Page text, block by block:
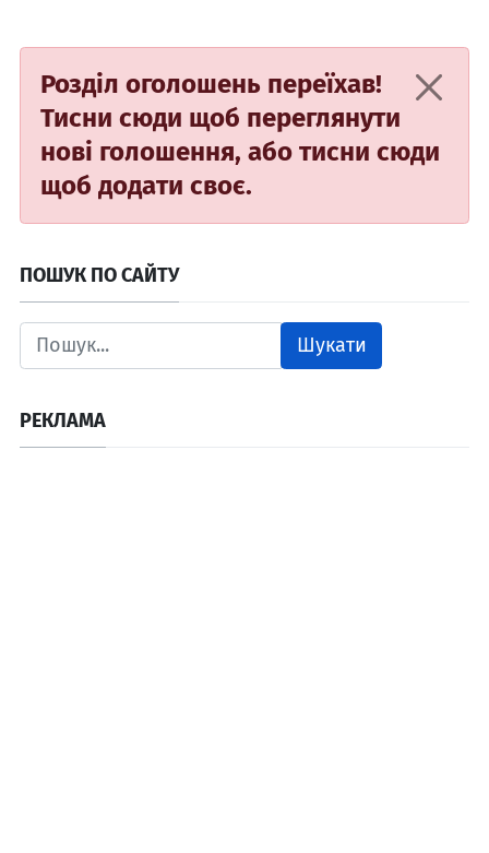
Розділ оголошень переїхав!
Тисни сюди щоб переглянути
нові голошення, або тисни сюди
щоб додати своє.
ПОШУК ПО САЙТУ
Шукати
РЕКЛАМА